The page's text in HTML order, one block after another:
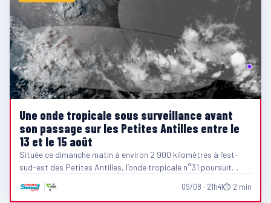
Une onde tropicale sous surveillance avant
son passage sur les Petites Antilles entre le
13 et le 15 août
Située ce dimanche matin à environ 2 900 kilomètres à l’est-
sud-est des Petites Antilles, l’onde tropicale n°31 poursuit…
09/08 · 21h41⏱ 2 min